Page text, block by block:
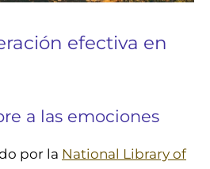
efectiva en
a las emociones
por la National Library of